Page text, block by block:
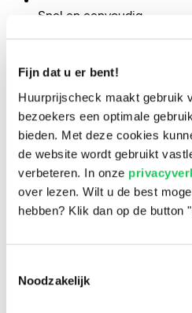
Fijn dat u er bent!
Huurprijscheck maakt gebruik
bezoekers een optimale
bieden. Met deze cookies
de website wordt gebruikt
verbeteren. In onze
over lezen. Wilt u de best
hebben? Klik dan op de button
Noodzakelijk
Snel en eenvoudig